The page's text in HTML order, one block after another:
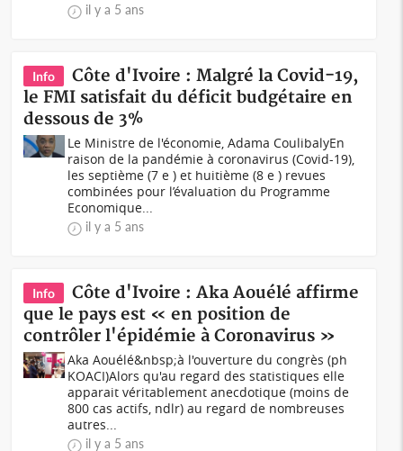
il y a 5 ans
Info
Côte d'Ivoire : Malgré la Covid-19,
le FMI satisfait du déficit budgétaire en
dessous de 3%
Le Ministre de l'économie, Adama CoulibalyEn
raison de la pandémie à coronavirus (Covid-19),
les septième (7 e ) et huitième (8 e ) revues
combinées pour l’évaluation du Programme
Economique...
il y a 5 ans
Info
Côte d'Ivoire : Aka Aouélé affirme
que le pays est « en position de
contrôler l'épidémie à Coronavirus »
Aka Aouélé&nbsp;à l'ouverture du congrès (ph
KOACI)Alors qu'au regard des statistiques elle
apparait véritablement anecdotique (moins de
800 cas actifs, ndlr) au regard de nombreuses
autres...
il y a 5 ans